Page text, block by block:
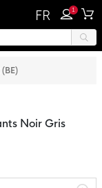
FR 1
Noir Gris